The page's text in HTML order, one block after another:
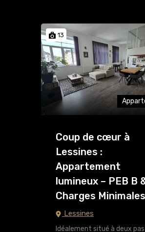
13
Coup de cœur à
Lessines :
Appartement
lumineux – PEB B
Charges
Lessines
Idéalement situé à deux pas